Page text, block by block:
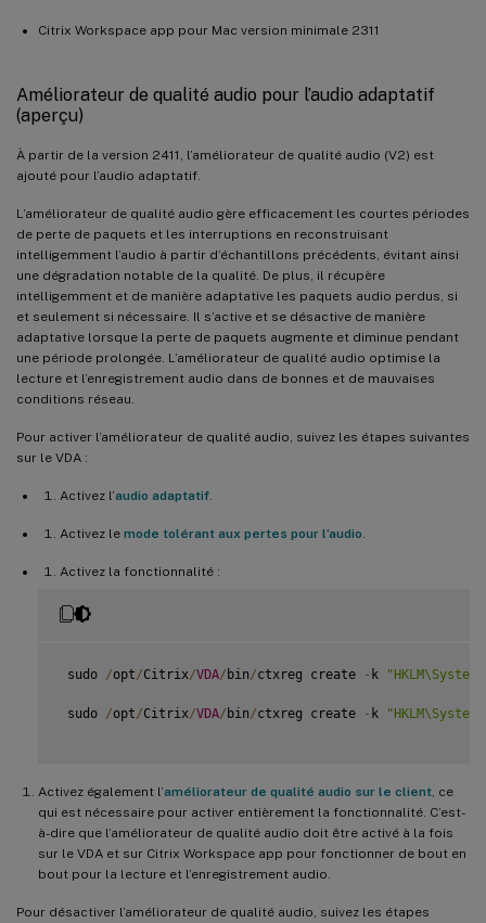
Citrix Workspace app pour Mac version minimale 2311
Améliorateur de qualité audio pour l’audio adaptatif
(aperçu)
À partir de la version 2411, l’améliorateur de qualité audio (V2) est
ajouté pour l’audio adaptatif.
L’améliorateur de qualité audio gère efficacement les courtes périodes
de perte de paquets et les interruptions en reconstruisant
intelligemment l’audio à partir d’échantillons précédents, évitant ainsi
une dégradation notable de la qualité. De plus, il récupère
intelligemment et de manière adaptative les paquets audio perdus, si
et seulement si nécessaire. Il s’active et se désactive de manière
adaptative lorsque la perte de paquets augmente et diminue pendant
une période prolongée. L’améliorateur de qualité audio optimise la
lecture et l’enregistrement audio dans de bonnes et de mauvaises
conditions réseau.
Pour activer l’améliorateur de qualité audio, suivez les étapes suivantes
sur le VDA :
Activez l’audio adaptatif
Activez le mode tolérant aux pertes pour l’audio
Activez la fonctionnalité :
sudo /opt/Citrix/VDA/ bin/ctxreg create - k
sudo /opt/Citrix/VDA/ bin/ctxreg create - k
Activez également l’améliorateur de qualité audio sur le client , ce
qui est nécessaire pour activer entièrement la fonctionnalité. C’est-
à-dire que l’améliorateur de qualité audio doit être activé à la fois
sur le VDA et sur Citrix Workspace app pour fonctionner de bout en
bout pour la lecture et l’enregistrement audio.
Pour désactiver l’améliorateur de qualité audio, suivez les étapes